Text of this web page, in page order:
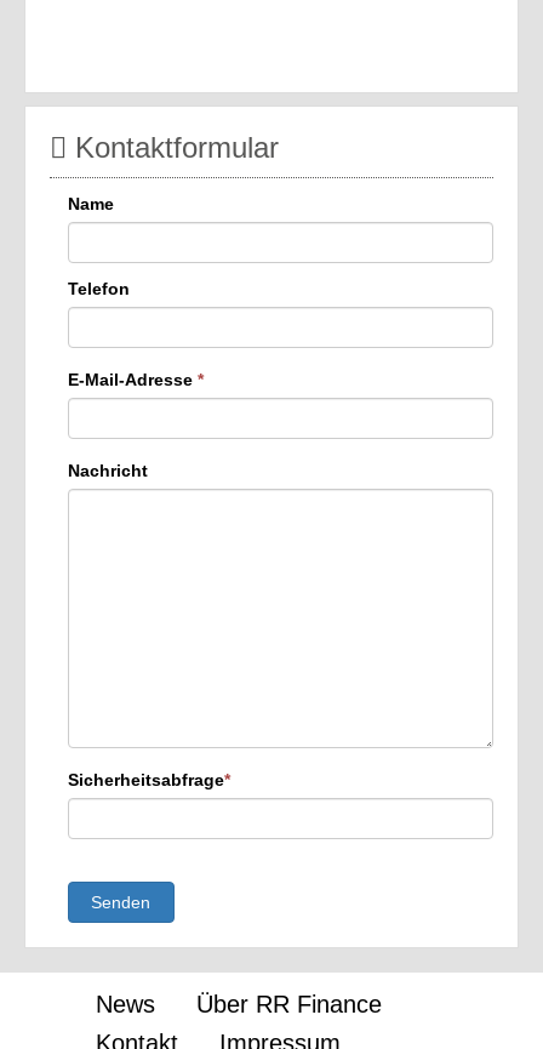
Kontaktformular
Name
Telefon
E-Mail-Adresse *
Nachricht
Sicherheitsabfrage*
Senden
News
Über RR Finance
Kontakt
Impressum